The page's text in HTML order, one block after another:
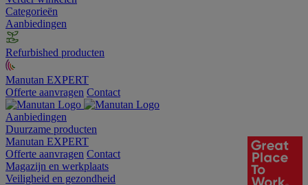
Categorieën
Aanbiedingen
Refurbished producten
Manutan EXPERT
Offerte aanvragen Contact
Aanbiedingen
Duurzame producten
Manutan EXPERT
Offerte aanvragen Contact
Magazijn en werkplaats
Veiligheid en gezondheid